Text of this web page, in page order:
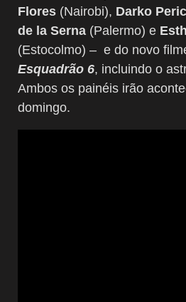
Flores (Nairobi), Darko Peric
de la Serna (Palermo) e
(Estocolmo) – e do novo
Esquadrão 6, incluindo o
Ambos os painéis irão
domingo.